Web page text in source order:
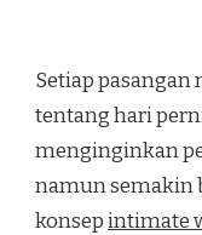
Setiap
tentang hari
menginginkan
namun semakin
konsepintimate